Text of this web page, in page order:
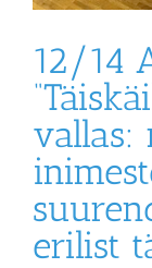
12/14
vallas:
erilist